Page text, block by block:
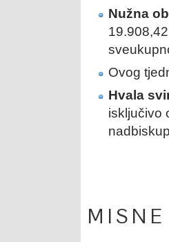
Nužna
Ovog
Hvala
isključivo
M I S N